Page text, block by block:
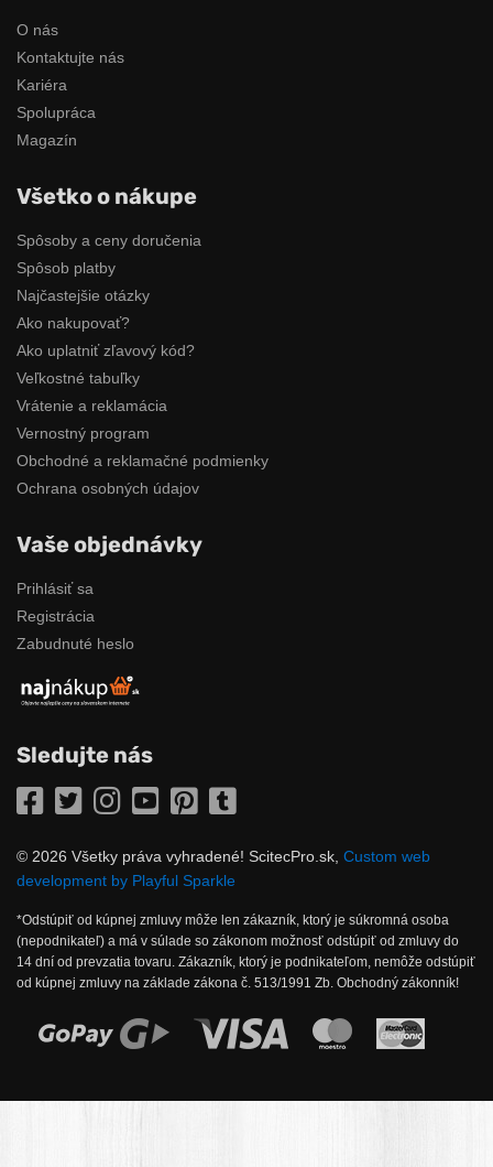
O nás
Kontaktujte nás
Kariéra
Spolupráca
Magazín
Všetko o nákupe
Spôsoby a ceny doručenia
Spôsob platby
Najčastejšie otázky
Ako nakupovať?
Ako uplatniť zľavový kód?
Veľkostné tabuľky
Vrátenie a reklamácia
Vernostný program
Obchodné a reklamačné podmienky
Ochrana osobných údajov
Vaše objednávky
Prihlásiť sa
Registrácia
Zabudnuté heslo
Sledujte nás
Facebook
TwitterInstagramYouTubePinterest
© 2026 Všetky práva vyhradené! ScitecPro.sk, Custom web
development by Playful Sparkle
*Odstúpiť od kúpnej zmluvy môže len zákazník, ktorý je súkromná osoba
(nepodnikateľ) a má v súlade so zákonom možnosť odstúpiť od zmluvy do
14 dní od prevzatia tovaru. Zákazník, ktorý je podnikateľom, nemôže odstúpiť
od kúpnej zmluvy na základe zákona č. 513/1991 Zb. Obchodný zákonník!
Možnosti online platby